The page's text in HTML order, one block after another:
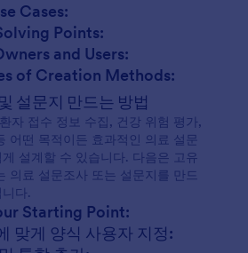
Cases:
Points:
and Users:
of Creation Methods:
설문지 만드는 방법
자 접수 정보 수집, 건강 위험 평가,
어떤 목적이든 효과적인 의료 설문
설계할 수 있습니다. 다음은 고유
의료 설문조사 또는 설문지를 만드
다.
Starting Point:
맞게 양식 사용자 지정: